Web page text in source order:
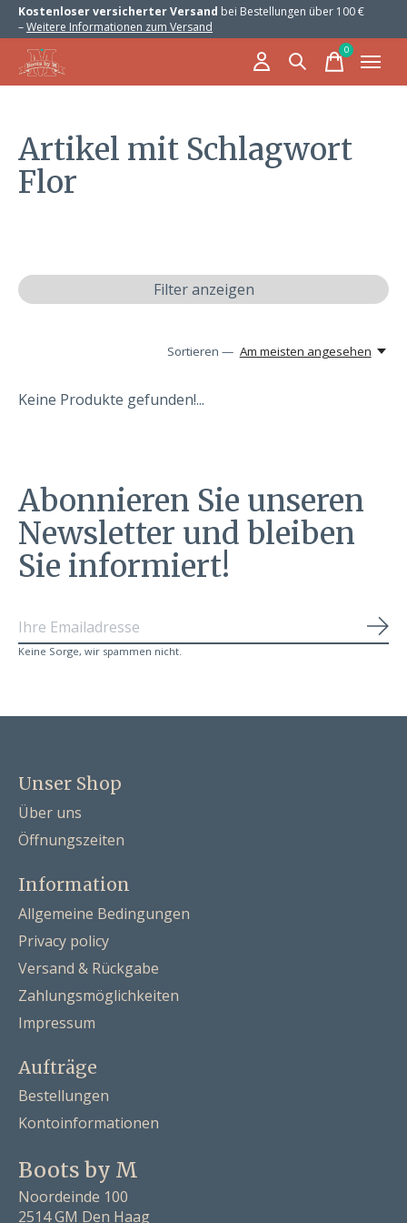
Kostenloser versicherter Versand bei Bestellungen über 100 €
–Weitere Informationen zum Versand
0items
Artikel mit Schlagwort
Flor
Filter anzeigen
Sortieren — Am meisten angesehen
Keine Produkte gefunden!...
Abonnieren Sie unseren
Newsletter und bleiben
Sie informiert!
Keine Sorge, wir spammen nicht.
Unser Shop
Über uns
Öffnungszeiten
Information
Allgemeine Bedingungen
Privacy policy
Versand & Rückgabe
Zahlungsmöglichkeiten
Impressum
Aufträge
Bestellungen
Kontoinformationen
Boots by M
Noordeinde 100
2514 GM Den Haag